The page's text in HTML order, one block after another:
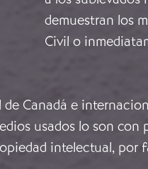
demuestran los
Civil o
Canadá e
usados lo son
intelectual, por